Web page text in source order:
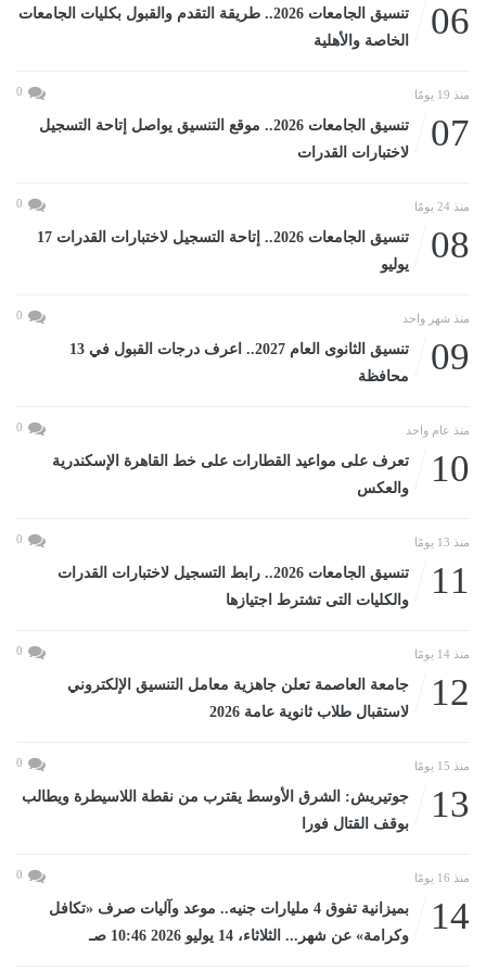
06
تنسيق الجامعات 2026.. طريقة التقدم والقبول بكليات الجامعات
الخاصة والأهلية
منذ 19 يومًا 0
07
تنسيق الجامعات 2026.. موقع التنسيق يواصل إتاحة التسجيل
لاختبارات القدرات
منذ 24 يومًا 0
08
تنسيق الجامعات 2026.. إتاحة التسجيل لاختبارات القدرات 17
يوليو
منذ شهر واحد 0
09
تنسيق الثانوى العام 2027.. اعرف درجات القبول في 13
محافظة
منذ عام واحد 0
10
تعرف على مواعيد القطارات على خط القاهرة الإسكندرية
والعكس
منذ 13 يومًا 0
11
تنسيق الجامعات 2026.. رابط التسجيل لاختبارات القدرات
والكليات التى تشترط اجتيازها
منذ 14 يومًا 0
12
جامعة العاصمة تعلن جاهزية معامل التنسيق الإلكتروني
لاستقبال طلاب ثانوية عامة 2026
منذ 15 يومًا 0
13
جوتيريش: الشرق الأوسط يقترب من نقطة اللاسيطرة ويطالب
بوقف القتال فورا
منذ 16 يومًا 0
14
بميزانية تفوق 4 مليارات جنيه.. موعد وآليات صرف «تكافل
وكرامة» عن شهر... الثلاثاء، 14 يوليو 2026 10:46 صـ